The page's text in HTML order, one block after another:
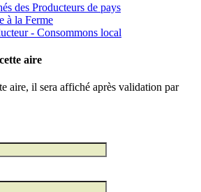
des Producteurs de pays
à la Ferme
- Consommons local
aire
aire, il sera affiché après validation par